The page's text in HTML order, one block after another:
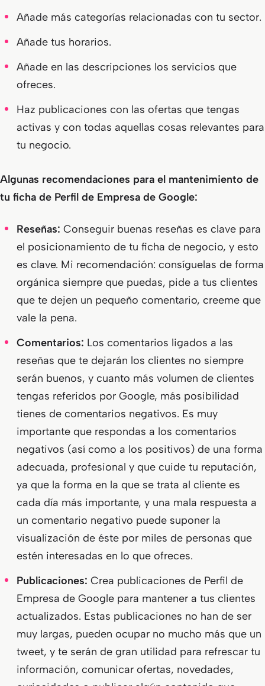
Añade más categorías relacionadas con tu sector.
Añade tus horarios.
Añade en las descripciones los servicios que
ofreces.
Haz publicaciones con las ofertas que tengas
activas y con todas aquellas cosas relevantes para
tu negocio.
Algunas recomendaciones para el mantenimiento de
tu ficha de Perfil de Empresa de Google:
Reseñas: Conseguir buenas reseñas es clave para
el posicionamiento de tu ficha de negocio, y esto
es clave. Mi recomendación: consíguelas de forma
orgánica siempre que puedas, pide a tus clientes
que te dejen un pequeño comentario, creeme que
vale la pena.
Comentarios: Los comentarios ligados a las
reseñas que te dejarán los clientes no siempre
serán buenos, y cuanto más volumen de clientes
tengas referidos por Google, más posibilidad
tienes de comentarios negativos. Es muy
importante que respondas a los comentarios
negativos (así como a los positivos) de una forma
adecuada, profesional y que cuide tu reputación,
ya que la forma en la que se trata al cliente es
cada día más importante, y una mala respuesta a
un comentario negativo puede suponer la
visualización de éste por miles de personas que
estén interesadas en lo que ofreces.
Publicaciones: Crea publicaciones de Perfil de
Empresa de Google para mantener a tus clientes
actualizados. Estas publicaciones no han de ser
muy largas, pueden ocupar no mucho más que un
tweet, y te serán de gran utilidad para refrescar tu
información, comunicar ofertas, novedades,